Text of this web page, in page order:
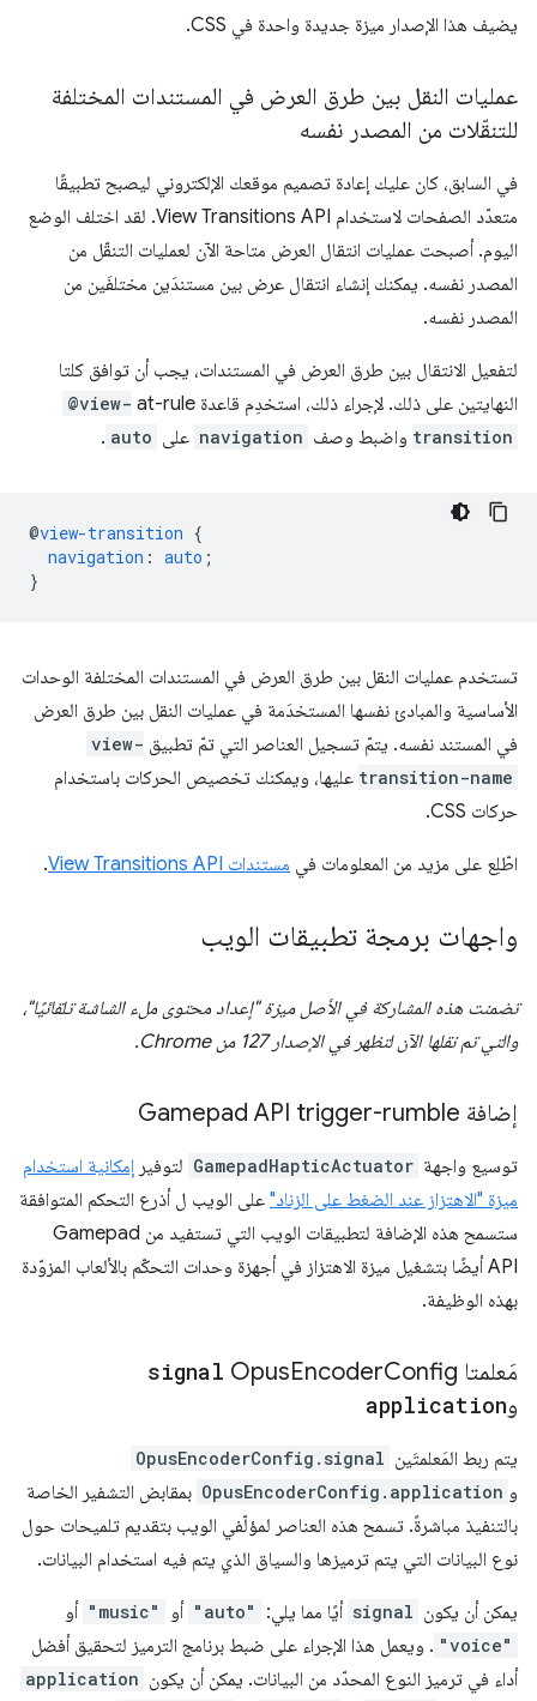
يضيف هذا الإصدار ميزة جديدة واحدة في CSS.
عمليات النقل بين طرق العرض في المستندات المختلفة
للتنقّلات من المصدر نفسه
في السابق، كان عليك إعادة تصميم موقعك الإلكتروني ليصبح تطبيقًا
متعدّد الصفحات لاستخدام View Transitions API. لقد اختلف الوضع
اليوم. أصبحت عمليات انتقال العرض متاحة الآن لعمليات التنقّل من
المصدر نفسه. يمكنك إنشاء انتقال عرض بين مستندَين مختلفَين من
المصدر نفسه.
لتفعيل الانتقال بين طرق العرض في المستندات، يجب أن توافق كلتا
النهايتين على ذلك. لإجراء ذلك، استخدِم قاعدة at-rule‏
@view-
transition واضبط وصف navigation على auto
.
@view-transition {
navigation : auto ;
}
تستخدم عمليات النقل بين طرق العرض في المستندات المختلفة الوحدات
الأساسية والمبادئ نفسها المستخدَمة في عمليات النقل بين طرق العرض
في المستند نفسه. يتمّ تسجيل العناصر التي تمّ تطبيق view-
transition-name عليها، ويمكنك تخصيص الحركات باستخدام
حركات CSS.
اطّلِع على مزيد من المعلومات في مستندات View Transitions API .
واجهات برمجة تطبيقات الويب
تضمنت هذه المشاركة في الأصل ميزة "إعداد محتوى ملء الشاشة تلقائيًا"،
والتي تم نقلها الآن لتظهر في الإصدار 127 من Chrome.
إضافة Gamepad API trigger-rumble
توسيع واجهة GamepadHapticActuator لتوفير إمكانية استخدام
ميزة "الاهتزاز عند الضغط على الزناد" على الويب ل أذرع التحكم المتوافقة
ستسمح هذه الإضافة لتطبيقات الويب التي تستفيد من Gamepad
API أيضًا بتشغيل ميزة الاهتزاز في أجهزة وحدات التحكّم بالألعاب المزوّدة
بهذه الوظيفة.
مَعلمتا Opus EncoderConfig
signal
وapplication
يتم ربط المَعلمتَين OpusEncoderConfig.signal
و OpusEncoderConfig.application بمقابض التشفير الخاصة
بالتنفيذ مباشرةً. تسمح هذه العناصر لمؤلّفي الويب بتقديم تلميحات حول
نوع البيانات التي يتم ترميزها والسياق الذي يتم فيه استخدام البيانات.
يمكن أن يكون signal أيًا مما يلي: "auto" أو "music" أو
"voice" . ويعمل هذا الإجراء على ضبط برنامج الترميز لتحقيق أفضل
أداء في ترميز النوع المحدّد من البيانات. يمكن أن يكون application